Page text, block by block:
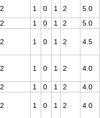
2 1 0 1 2
5.0
2 1 0 1 2 5.0
2 1 0 1 2 4.5
2 1 0 1 2 4.0
2 1 0 1 2 4.0
2 1 0 1 2 4.0